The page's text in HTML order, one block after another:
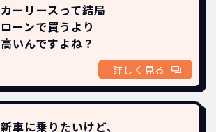
カーリースって結局
ローンで買うより
高いんですよね？
詳しく見る
新車に乗りたいけど、